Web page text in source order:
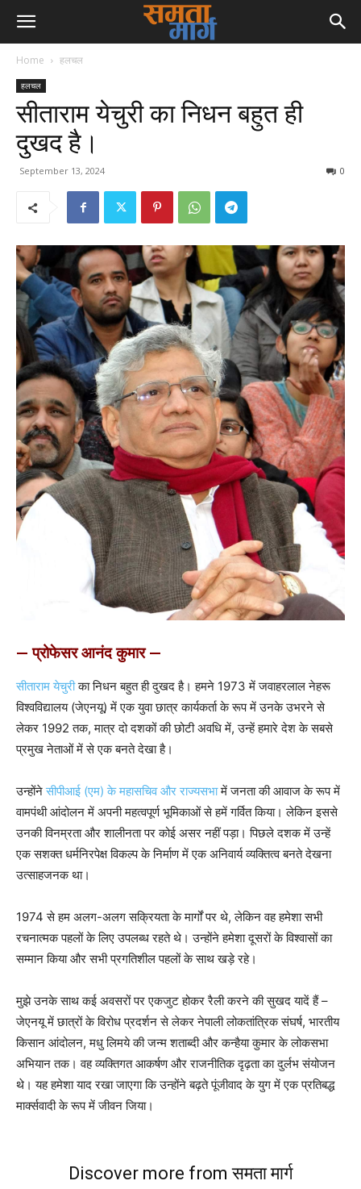
Home हलचल
हलचल
सीताराम येचुरी का निधन बहुत ही
दुखद है।
September 13, 2024 0
— प्रोफेसर आनंद कुमार —
सीताराम येचुरीका निधन बहुत ही दुखद है। हमने 1973 में जवाहरलाल नेहरू
विश्वविद्यालय (जेएनयू) में एक युवा छात्र कार्यकर्ता के रूप में उनके उभरने से
लेकर 1992 तक, मात्र दो दशकों की छोटी अवधि में, उन्हें हमारे देश के सबसे
प्रमुख नेताओं में से एक बनते देखा है।
उन्होंनेसीपीआई (एम) के महासचिव और राज्यसभामें जनता की आवाज के रूप में
वामपंथी आंदोलन में अपनी महत्वपूर्ण भूमिकाओं से हमें गर्वित किया। लेकिन इससे
उनकी विनम्रता और शालीनता पर कोई असर नहीं पड़ा। पिछले दशक में उन्हें
एक सशक्त धर्मनिरपेक्ष विकल्प के निर्माण में एक अनिवार्य व्यक्तित्व बनते देखना
उत्साहजनक था।
1974 से हम अलग-अलग सक्रियता के मार्गों पर थे, लेकिन वह हमेशा सभी
रचनात्मक पहलों के लिए उपलब्ध रहते थे। उन्होंने हमेशा दूसरों के विश्वासों का
सम्मान किया और सभी प्रगतिशील पहलों के साथ खड़े रहे।
मुझे उनके साथ कई अवसरों पर एकजुट होकर रैली करने की सुखद यादें हैं –
जेएनयू में छात्रों के विरोध प्रदर्शन से लेकर नेपाली लोकतांत्रिक संघर्ष, भारतीय
किसान आंदोलन, मधु लिमये की जन्म शताब्दी और कन्हैया कुमार के लोकसभा
अभियान तक। वह व्यक्तिगत आकर्षण और राजनीतिक दृढ़ता का दुर्लभ संयोजन
थे। यह हमेशा याद रखा जाएगा कि उन्होंने बढ़ते पूंजीवाद के युग में एक प्रतिबद्ध
मार्क्सवादी के रूप में जीवन जिया।
Discover more from समता मार्ग